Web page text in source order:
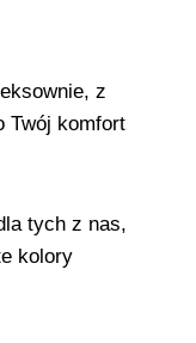
z
Twój komfort
tych z nas,
kolory